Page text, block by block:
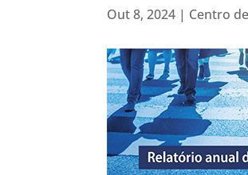
Out 8, 2024 | Centro